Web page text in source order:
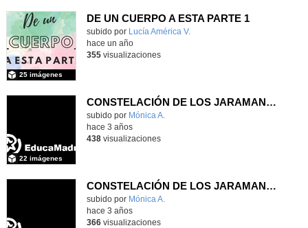
DE UN CUERPO A ESTA PARTE 1
Contenido educativo.
subido por Lucía América V.
25 imágenes
hace un año
355visualizaciones
CONSTELACIÓN DE LOS JARAMANAUTAS PARTE II
subido por Mónica A.
22 imágenes
hace 3 años
438visualizaciones
CONSTELACIÓN DE LOS JARAMANAUTAS
subido por Mónica A.
hace 3 años
366visualizaciones